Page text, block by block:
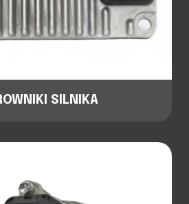
SILNIKA